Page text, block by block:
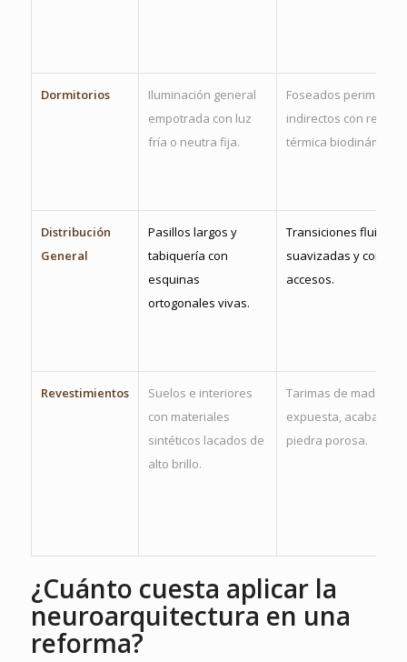
Dormitorios
Iluminación general
empotrada con luz
fría o neutra fija.
Foseados
indirectos con
térmica biodinámica.
Distribución
General
Pasillos largos y
tabiquería con
esquinas
ortogonales vivas.
Transiciones fluidas,
suavizadas y control
accesos.
Revestimientos
Suelos e interiores
con materiales
sintéticos lacados de
alto brillo.
Tarimas de madera
expuesta, acabados
piedra porosa.
¿Cuánto cuesta aplicar la
neuroarquitectura en una
reforma?